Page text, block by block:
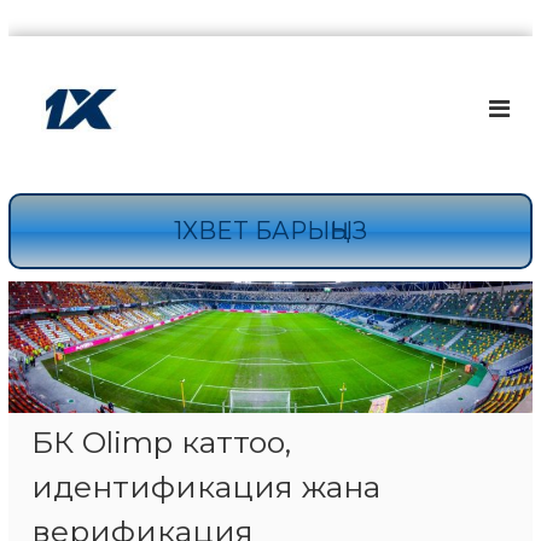
content
1XBET БАРЫҢЫЗ
БК Olimp каттоо,
идентификация жана
верификация